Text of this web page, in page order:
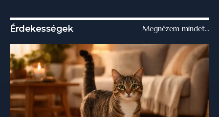
Érdekességek Megnézem mindet...